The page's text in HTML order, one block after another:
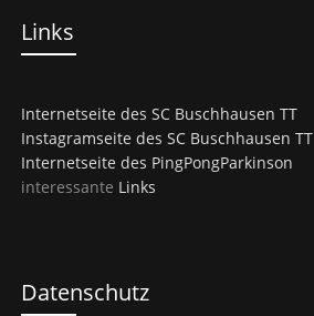
Links
Internetseite des SC Buschhausen TT
Instagramseite des SC Buschhausen TT
Internetseite des PingPongParkinson
interessante Links
Datenschutz